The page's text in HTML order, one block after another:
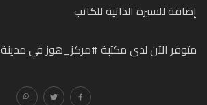
إضافة للسيرة الذاتية للكاتب
متوفر الآن لدى مكتبة #مركز_هوز في مدينة